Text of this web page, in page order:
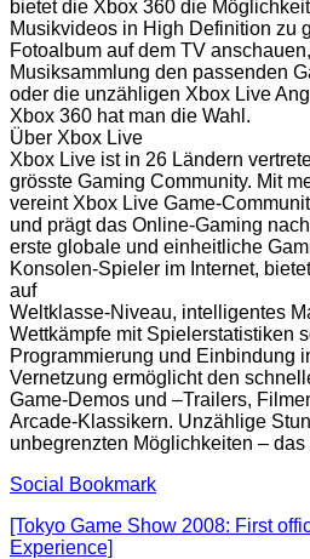
bietet die Xbox 360 die
Musikvideos in High Definition zu
Fotoalbum auf dem TV
Musiksammlung den passenden
oder die unzähligen Xbox Live
Xbox 360 hat man die Wahl.
Über Xbox Live
Xbox Live ist in 26 Ländern
grösste Gaming Community. Mit
vereint Xbox Live Game-
und prägt das Online-Gaming
erste globale und einheitliche
Konsolen-Spieler im Internet,
auf
Weltklasse-Niveau, intelligentes
Wettkämpfe mit Spielerstatistiken
Programmierung und Einbindung
Vernetzung ermöglicht den
Game-Demos und –Trailers,
Arcade-Klassikern. Unzählige
unbegrenzten Möglichkeiten – das
Social Bookmark
[Tokyo Game Show 2008: First
Experience]